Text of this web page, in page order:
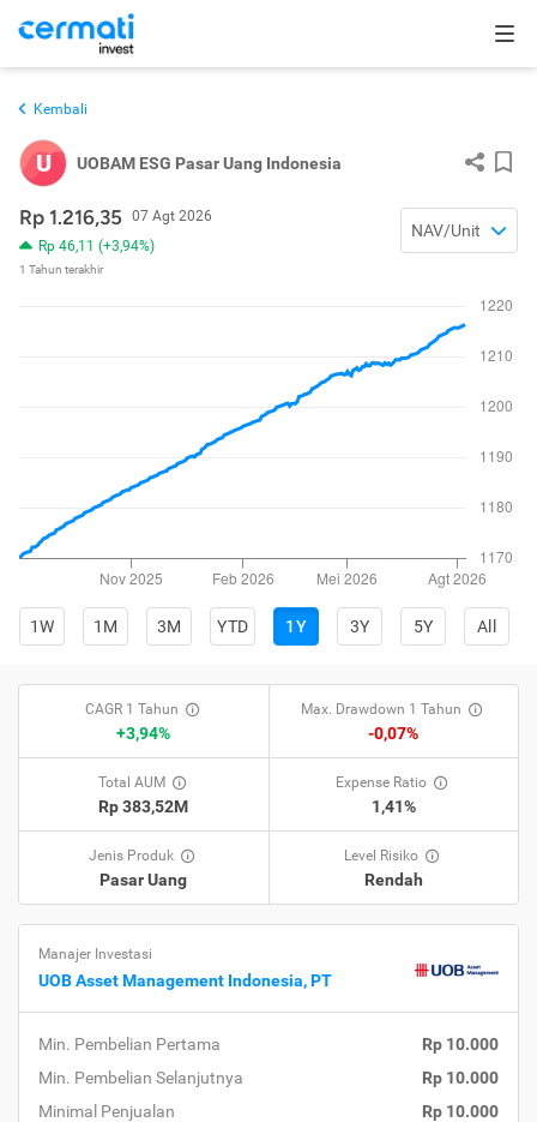
Kembali
U UOBAM ESG Pasar Uang Indonesia
Rp 1.216,35
07 Agt 2026
Rp 46,11 (+3,94%)
1 Tahun terakhir
NAV/Unit
1W 1M 3M YTD 1Y 3Y 5Y All
CAGR 1 Tahun
+3,94%
Max. Drawdown 1 Tahun
-0,07%
Total AUM
Rp 383,52M
Expense Ratio
1,41%
Jenis Produk
Pasar Uang
Level Risiko
Rendah
Manajer Investasi
UOB Asset Management Indonesia, PT
Min. Pembelian Pertama
Rp 10.000
Min. Pembelian Selanjutnya
Rp 10.000
Minimal Penjualan
Rp 10.000